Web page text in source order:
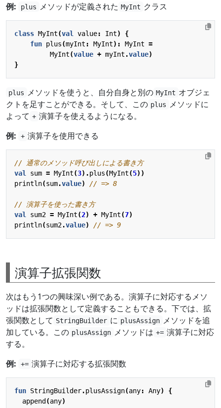
例:
plus メソッドが定義された MyInt クラス
class MyInt(val value: Int)
{
fun plus(myInt : MyInt): MyInt =
MyInt(value + myInt .value)
}
plus メソッドを使うと、自分自身と別の MyInt オブジェ
クトを足すことができる。そして、この plus メソッドに
よって + 演算子を使えるようになる。
例:
+ 演算子を使用できる
val
sum = MyInt(3).plus(MyInt(5))
println(sum.value)
val
sum2 = MyInt(2) + MyInt(7)
println(sum2.value)
演算子拡張関数
次はもう1つの興味深い例である。演算子に対応するメソ
ッドは拡張関数として定義することもできる。下では、拡
張関数として StringBuilder に plusAssign メソッドを追
加している。この plusAssign メソッドは += 演算子に対応
する。
例:
+= 演算子に対応する拡張関数
fun StringBuilder.plusAssign(any: Any)
{
append (any)